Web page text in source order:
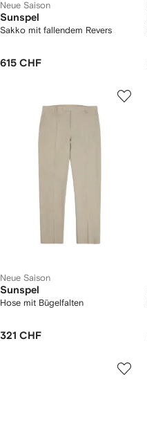
Neue Saison
Sunspel
Sakko mit fallendem Revers
615 CHF
Neue Saison
Sunspel
Hose mit Bügelfalten
321 CHF